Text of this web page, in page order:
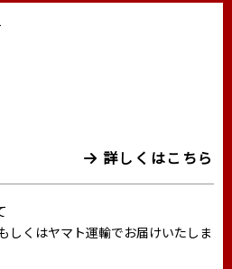
詳しくはこちら
しくはヤマト運輸でお届けいたしま